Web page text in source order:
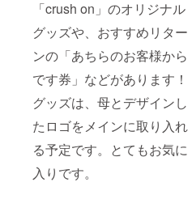
「crush on」のオリジナル
グッズや、おすすめリター
ンの「あちらのお客様から
です券」などがあります！
グッズは、母とデザインし
たロゴをメインに取り入れ
る予定です。とてもお気に
入りです。